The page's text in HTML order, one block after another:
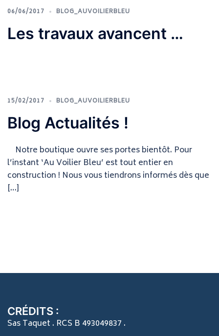
06/06/2017 BLOG_AUVOILIERBLEU
Les travaux avancent …
15/02/2017 BLOG_AUVOILIERBLEU
Blog Actualités !
Notre boutique ouvre ses portes bientôt. Pour
l’instant ‘Au Voilier Bleu’ est tout entier en
construction ! Nous vous tiendrons informés dès que
[…]
CRÉDITS :
Sas Taquet . RCS B 493049837 .